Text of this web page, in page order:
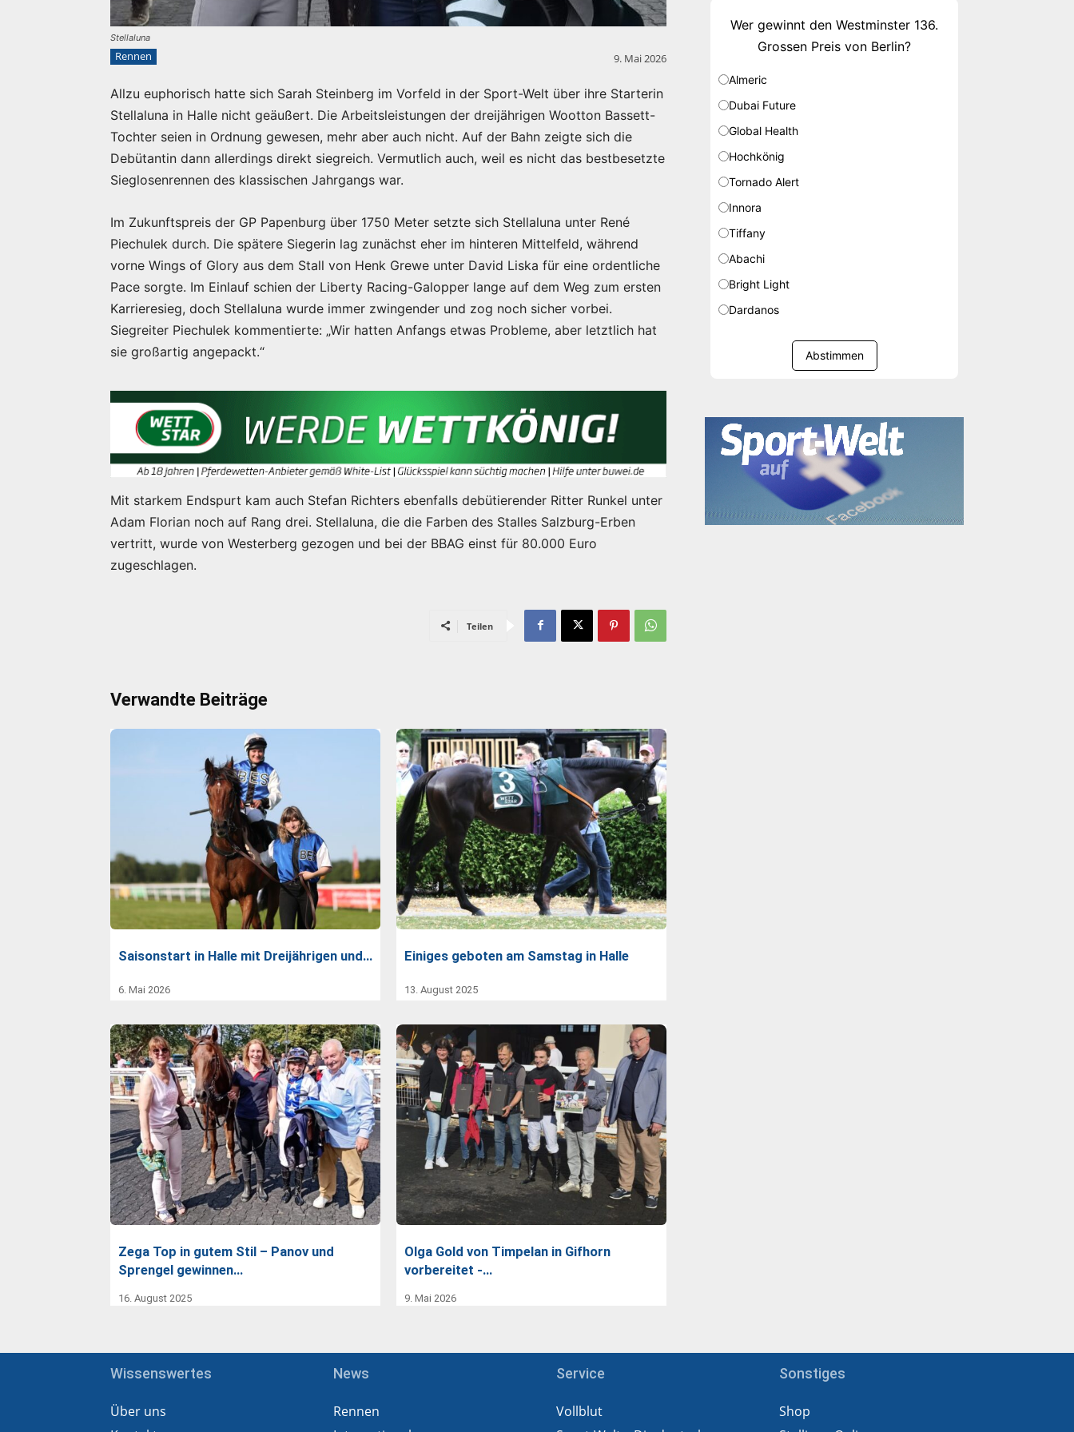
Stellaluna
Rennen 9. Mai 2026
Allzu euphorisch hatte sich Sarah Steinberg im Vorfeld in der Sport-Welt über ihre Starterin
Stellaluna in Halle nicht geäußert. Die Arbeitsleistungen der dreijährigen Wootton Bassett-
Tochter seien in Ordnung gewesen, mehr aber auch nicht. Auf der Bahn zeigte sich die
Debütantin dann allerdings direkt siegreich. Vermutlich auch, weil es nicht das bestbesetzte
Sieglosenrennen des klassischen Jahrgangs war.
Im Zukunftspreis der GP Papenburg über 1750 Meter setzte sich Stellaluna unter René
Piechulek durch. Die spätere Siegerin lag zunächst eher im hinteren Mittelfeld, während
vorne Wings of Glory aus dem Stall von Henk Grewe unter David Liska für eine ordentliche
Pace sorgte. Im Einlauf schien der Liberty Racing-Galopper lange auf dem Weg zum ersten
Karrieresieg, doch Stellaluna wurde immer zwingender und zog noch sicher vorbei.
Siegreiter Piechulek kommentierte: „Wir hatten Anfangs etwas Probleme, aber letztlich hat
sie großartig angepackt.“
Mit starkem Endspurt kam auch Stefan Richters ebenfalls debütierender Ritter Runkel unter
Adam Florian noch auf Rang drei. Stellaluna, die die Farben des Stalles Salzburg-Erben
vertritt, wurde von Westerberg gezogen und bei der BBAG einst für 80.000 Euro
zugeschlagen.
Teilen
Verwandte Beiträge
Saisonstart in Halle mit Dreijährigen und…
6. Mai 2026
Einiges geboten am Samstag in Halle
13. August 2025
Zega Top in gutem Stil – Panov und
Sprengel gewinnen…
16. August 2025
Olga Gold von Timpelan in Gifhorn
vorbereitet -…
9. Mai 2026
Wer gewinnt den Westminster 136.
Grossen Preis von Berlin?
Almeric
Dubai Future
Global Health
Hochkönig
Tornado Alert
Innora
Tiffany
Abachi
Bright Light
Dardanos
Abstimmen
Wissenswertes
Über uns
News
Rennen
Service
Vollblut
Sonstiges
Shop